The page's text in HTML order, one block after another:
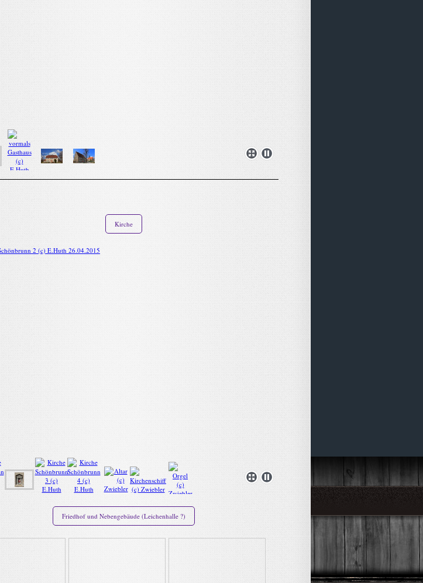
Kirche
Friedhof und Nebengebäude (Leichenhalle ?)